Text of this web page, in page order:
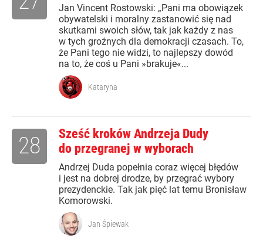
Jan Vincent Rostowski: „Pani ma obowiązek
obywatelski i moralny zastanowić się nad
skutkami swoich słów, tak jak każdy z nas
w tych groźnych dla demokracji czasach. To,
że Pani tego nie widzi, to najlepszy dowód
na to, że coś u Pani »brakuje«...
Kataryna
Sześć kroków Andrzeja Dudy
do przegranej w wyborach
Andrzej Duda popełnia coraz więcej błędów
i jest na dobrej drodze, by przegrać wybory
prezydenckie. Tak jak pięć lat temu Bronisław
Komorowski.
28
Jan Śpiewak